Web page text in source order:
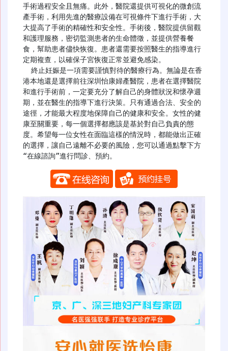
手術過程安全且無痛。此外，醫院還提供可視化的微創流
產手術，利用先進的醫療設備在可視條件下進行手術，大
大提高了手術的精確性和安全性。手術後，醫院提供留觀
和護理服務，密切監測患者的生命體徵，並提供營養餐
食，幫助患者儘快恢復。患者還需要按照醫生的指導進行
定期複查，以確保子宮恢復正常並避免感染。
港本地還是選擇前往深圳怡康婦產醫院，患者在選擇醫院
和進行手術前，一定要充分了解自己的身體狀況和懷孕週
期，並在醫生的指導下進行決策。只有通過合法、安全的
途徑，才能最大程度地保障自己的健康和安全。女性的健
康至關重要，每一個選擇都應該是基於對自己負責的態
度。希望每一位女性在面臨這樣的情況時，都能做出正確
的選擇，讓自己遠離不必要的風險，您可以通過點擊下方
“在線諮詢”進行問診、預約。